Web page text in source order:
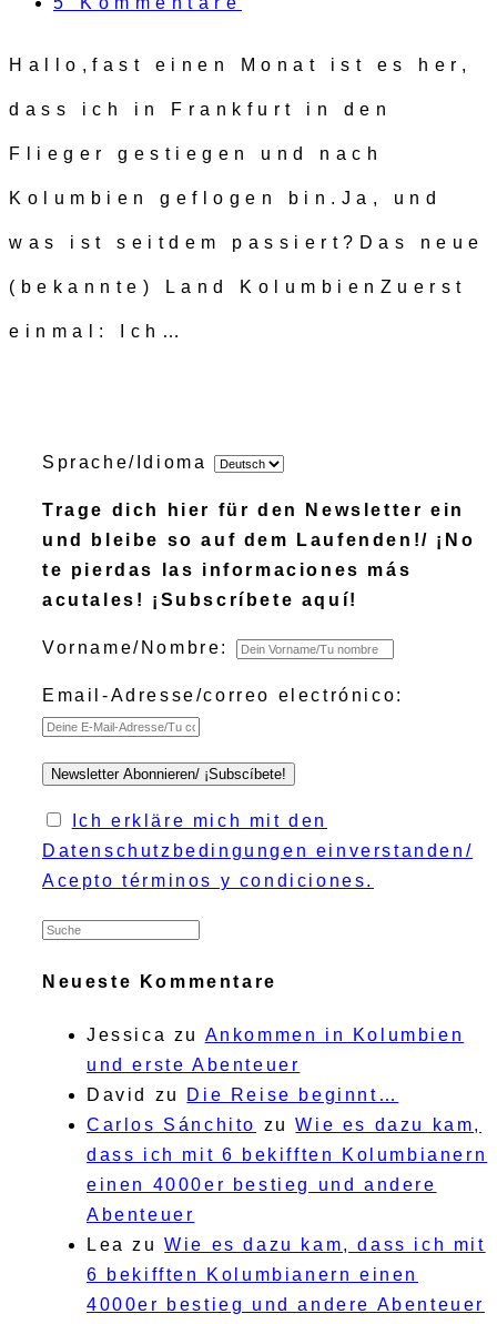
Hallo,fast einen Monat ist es her,
dass ich in Frankfurt in den
Flieger gestiegen und nach
Kolumbien geflogen bin.Ja, und
was ist seitdem passiert?Das neue
(bekannte) Land KolumbienZuerst
einmal: Ich…
Sprache/Idioma
Trage dich hier für den Newsletter ein
und bleibe so auf dem Laufenden!/ ¡No
te pierdas las informaciones más
acutales! ¡Subscríbete aquí!
Vorname/Nombre:
Email-Adresse/correo electrónico:
Ich erkläre mich mit den
Datenschutzbedingungen einverstanden/
Acepto términos y condiciones.
Neueste Kommentare
Jessica zu Ankommen in Kolumbien
und erste Abenteuer
David
zu Die Reise beginnt…
Carlos Sánchito zuWie es dazu kam,
dass ich mit 6 bekifften Kolumbianern
einen 4000er bestieg und andere
Abenteuer
Lea zuWie es dazu kam, dass ich mit
6 bekifften Kolumbianern einen
4000er bestieg und andere Abenteuer